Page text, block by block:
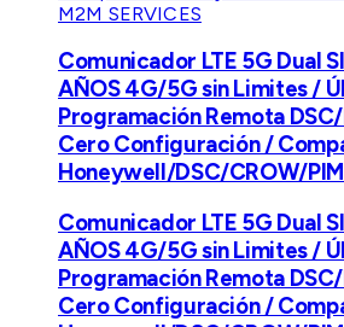
M2M SERVICES
Comunicador LTE 5G Dual
AÑOS 4G/5G sin Limites /
Programación Remota
Cero Configuración /
Honeywell/DSC/CROW/
Comunicador LTE 5G Dual
AÑOS 4G/5G sin Limites /
Programación Remota
Cero Configuración /